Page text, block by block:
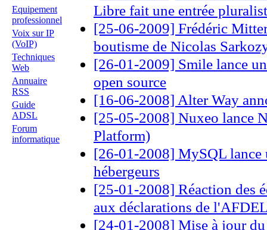
Equipement
professionnel
Voix sur IP
(VoIP)
Techniques
Web
Annuaire
RSS
Guide
ADSL
Forum
informatique
Libre fait une entrée
[25-06-2009] Frédéric
boutisme de Nicolas
[26-01-2009] Smile lance
open source
[16-06-2008] Alter Way
[25-05-2008] Nuxeo lance
Platform)
[26-01-2008] MySQL lance
hébergeurs
[25-01-2008] Réaction des
aux déclarations de
[24-01-2008] Mise à jour